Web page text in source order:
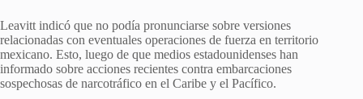
Leavitt indicó que no podía pronunciarse sobre versiones
relacionadas con eventuales operaciones de fuerza en territorio
mexicano. Esto, luego de que medios estadounidenses han
informado sobre acciones recientes contra embarcaciones
sospechosas de narcotráfico en el Caribe y el Pacífico.